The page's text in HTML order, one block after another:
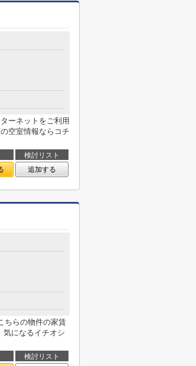
ーネットをご利用
空室情報ならコチ
検討リスト
追加する
ちらの物件の家賃
気になるイチオシ
検討リスト